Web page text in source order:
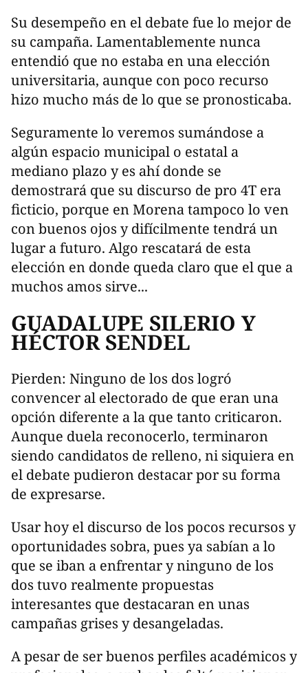
Su desempeño en el debate fue lo mejor de
su campaña. Lamentablemente nunca
entendió que no estaba en una elección
universitaria, aunque con poco recurso
hizo mucho más de lo que se pronosticaba.
Seguramente lo veremos sumándose a
algún espacio municipal o estatal a
mediano plazo y es ahí donde se
demostrará que su discurso de pro 4T era
ficticio, porque en Morena tampoco lo ven
con buenos ojos y difícilmente tendrá un
lugar a futuro. Algo rescatará de esta
elección en donde queda claro que el que a
muchos amos sirve...
GUADALUPE SILERIO Y
HÉCTOR SENDEL
Pierden: Ninguno de los dos logró
convencer al electorado de que eran una
opción diferente a la que tanto criticaron.
Aunque duela reconocerlo, terminaron
siendo candidatos de relleno, ni siquiera en
el debate pudieron destacar por su forma
de expresarse.
Usar hoy el discurso de los pocos recursos y
oportunidades sobra, pues ya sabían a lo
que se iban a enfrentar y ninguno de los
dos tuvo realmente propuestas
interesantes que destacaran en unas
campañas grises y desangeladas.
A pesar de ser buenos perfiles académicos y